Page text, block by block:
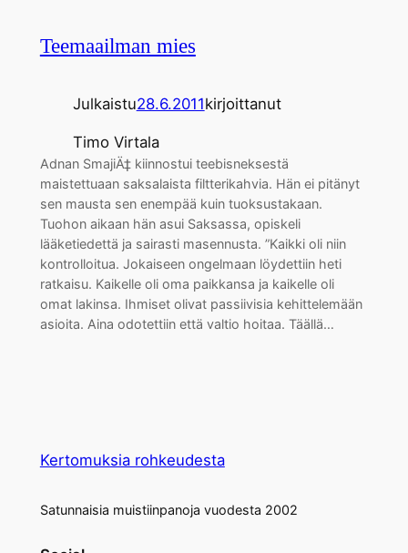
Teemaailman mies
Julkaistu28.6.2011kirjoittanut
Timo Virtala
Adnan SmajiÄ‡ kiinnostui teebisneksestä
maistettuaan saksalaista filtterikahvia. Hän ei pitänyt
sen mausta sen enempää kuin tuoksustakaan.
Tuohon aikaan hän asui Saksassa, opiskeli
lääketiedettä ja sairasti masennusta. ”Kaikki oli niin
kontrolloitua. Jokaiseen ongelmaan löydettiin heti
ratkaisu. Kaikelle oli oma paikkansa ja kaikelle oli
omat lakinsa. Ihmiset olivat passiivisia kehittelemään
asioita. Aina odotettiin että valtio hoitaa. Täällä…
Kertomuksia rohkeudesta
Satunnaisia muistiinpanoja vuodesta 2002